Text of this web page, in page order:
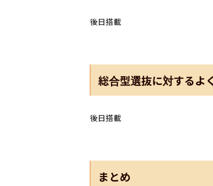
後日搭載
総合型選抜に対するよ
後日搭載
まとめ